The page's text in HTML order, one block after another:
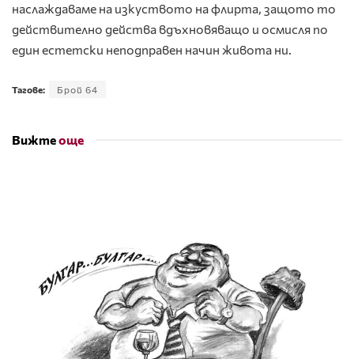
наслаждаваме на изкуството на флирта, защото то
действително действа вдъхновяващо и осмисля по
един естетски неподправен начин живота ни.
Тагове: Брой 64
Вижтеоще